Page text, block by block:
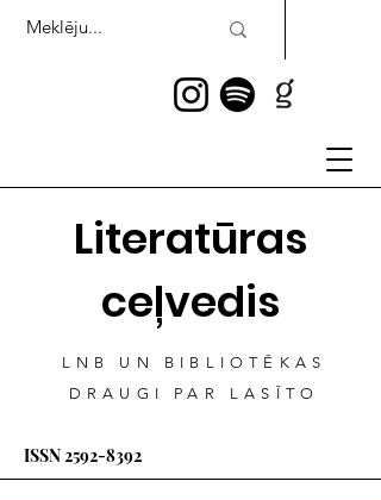
Literatūras
ceļvedis
LNB UN BIBLIOTĒKAS
DRAUGI PAR LASĪTO
ISSN2592-8392